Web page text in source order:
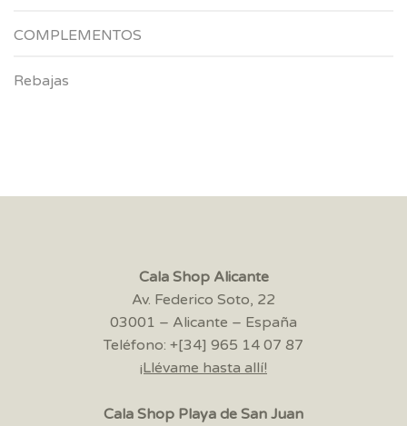
COMPLEMENTOS
Rebajas
Cala Shop Alicante
Av. Federico Soto, 22
03001 – Alicante – España
Teléfono: +[34] 965 14 07 87
¡Llévame hasta allí!
Cala Shop Playa de San Juan